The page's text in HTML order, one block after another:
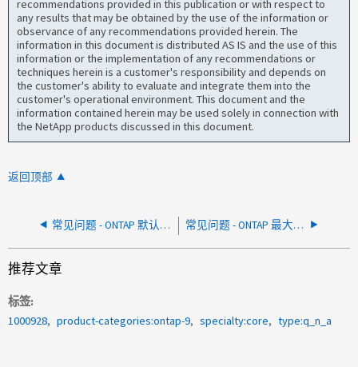
recommendations provided in this publication or with respect to
any results that may be obtained by the use of the information or
observance of any recommendations provided herein. The
information in this document is distributed AS IS and the use of this
information or the implementation of any recommendations or
techniques herein is a customer's responsibility and depends on
the customer's ability to evaluate and integrate them into the
customer's operational environment. This document and the
information contained herein may be used solely in connection with
the NetApp products discussed in this document.
返回顶部
常见问题 - ONTAP 默认值和最大文件数（inode） 常见问题 - ONTAP 最大目录大小（maxdir-size）
推荐文章
标签
1000928
product-categories:ontap-9 specialty:core type:q_n_a